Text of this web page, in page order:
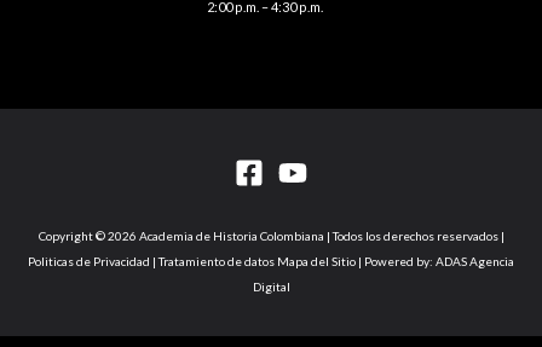
2:00 p.m. – 4:30 p.m.
Copyright © 2026 Academia de Historia Colombiana | Todos los derechos reservados |
Politicas de Privacidad | Tratamiento de datos Mapa del Sitio | Powered by: ADAS Agencia
Digital